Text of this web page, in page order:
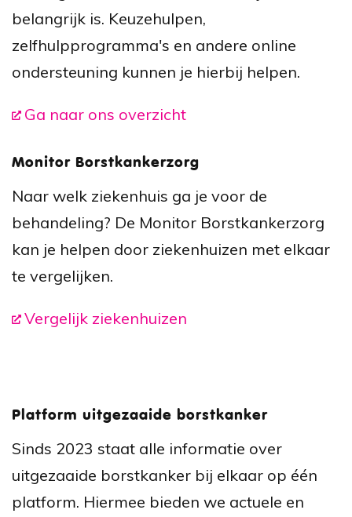
belangrijk is. Keuzehulpen,
zelfhulpprogramma's en andere online
ondersteuning kunnen je hierbij helpen.
Ga naar ons overzicht
Monitor Borstkankerzorg
Naar welk ziekenhuis ga je voor de
behandeling? De Monitor Borstkankerzorg
kan je helpen door ziekenhuizen met elkaar
te vergelijken.
Vergelijk ziekenhuizen
Platform uitgezaaide borstkanker
Sinds 2023 staat alle informatie over
uitgezaaide borstkanker bij elkaar op één
platform. Hiermee bieden we actuele en